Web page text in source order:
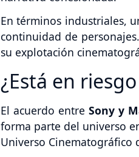
En términos industriales,
continuidad de
su explotación
¿Está en
El acuerdo entre Sony y
forma parte del universo
Universo Cinematográfico